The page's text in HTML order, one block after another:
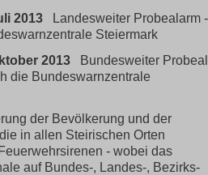
2013
Landesweiter Probealarm
Steiermark
2013
Bundesweiter
die Bundeswarnzentrale
der Bevölkerung und der
in allen Steirischen Orten
- wobei das
auf Bundes-, Landes-, Bezirks-